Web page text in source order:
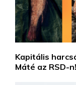
Kapitális
Máté az RSD-n!